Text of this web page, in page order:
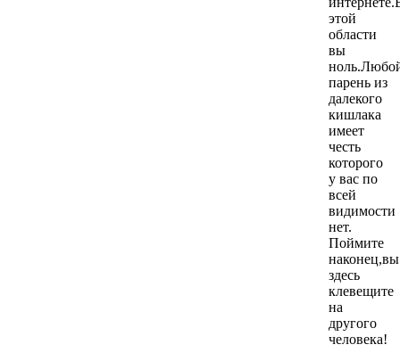
этой
области
вы
парень из
далекого
кишлака
имеет
честь
которого
у вас по
всей
видимости
нет.
Поймите
наконец,вы
здесь
клевещите
на
другого
человека!